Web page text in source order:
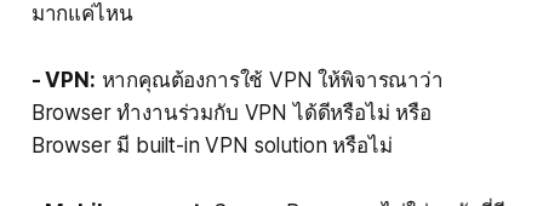
มากแค่ไหน
- VPN: หากคุณต้องการใช้ VPN ให้พิจารณาว่า
Browser ทำงานร่วมกับ VPN ได้ดีหรือไม่ หรือ
Browser มี built-in VPN solution หรือไม่